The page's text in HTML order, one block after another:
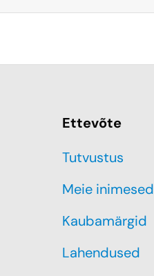
Ettevõte
Tutvustus
Meie inimesed
Kaubamärgid
Lahendused